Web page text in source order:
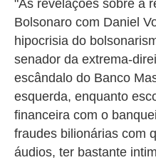
"As revelações sobre a
Bolsonaro com Daniel
hipocrisia do
senador da extrema-
escândalo do Banco
esquerda, enquanto
financeira com o
fraudes bilionárias com
áudios, ter bastante